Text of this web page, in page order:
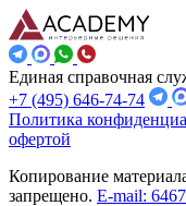
Единая справочная
+7 (495) 646-74-74
Политика
офертой
Копирование
запрещено. E-mail: